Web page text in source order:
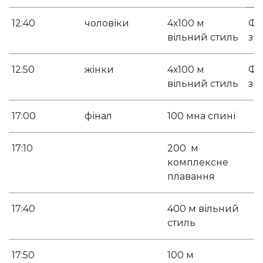
12:40 чоловіки
4х100 м
вільний стиль
12:50 жінки
4х100 м
вільний стиль
17:00 фінал 100 мна спині
17:10
200 м
комплексне
плавання
17:40
400 м вільний
стиль
17:50 100 м